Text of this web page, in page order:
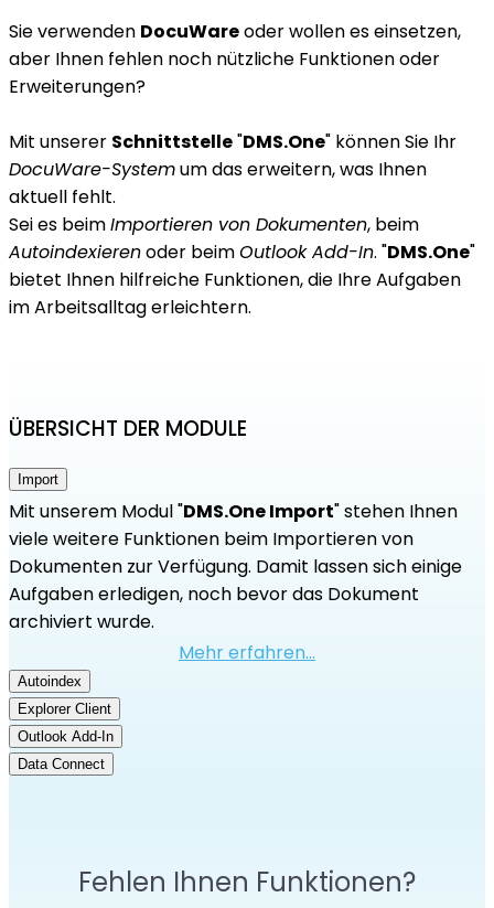
Sie verwenden DocuWareoder wollen es einsetzen,
aber Ihnen fehlen noch nützliche Funktionen oder
Erweiterungen?
Mit unserer Schnittstelle"DMS.One" können Sie Ihr
DocuWare-Systemum das erweitern, was Ihnen
aktuell fehlt.
Sei es beimImportieren von Dokumenten, beim
Autoindexierenoder beimOutlook Add-In. "DMS.One"
bietet Ihnen hilfreiche Funktionen, die Ihre Aufgaben
im Arbeitsalltag erleichtern.
ÜBERSICHT DER MODULE
Import
Mit unserem Modul "DMS.One Import" stehen Ihnen
viele weitere Funktionen beim Importieren von
Dokumenten zur Verfügung. Damit lassen sich einige
Aufgaben erledigen, noch bevor das Dokument
archiviert wurde.
Mehr erfahren...
Autoindex
Explorer Client
Outlook Add-In
Data Connect
Fehlen Ihnen Funktionen?